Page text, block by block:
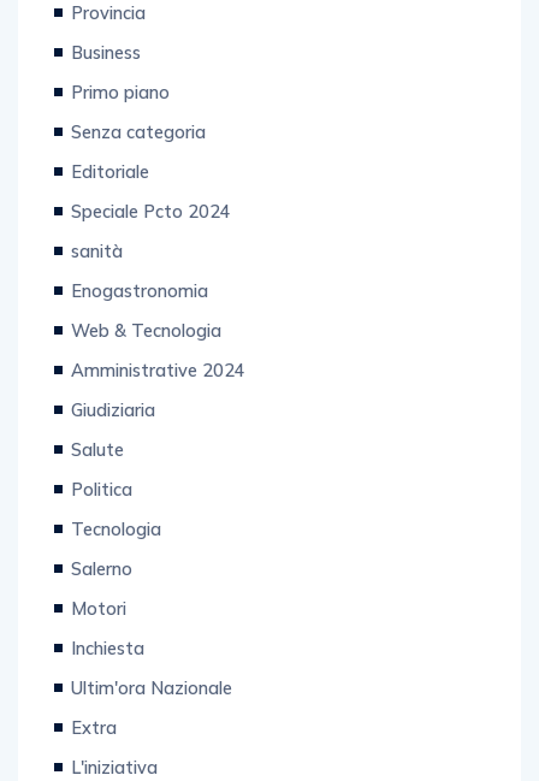
Provincia
Business
Primo piano
Senza categoria
Editoriale
Speciale Pcto 2024
sanità
Enogastronomia
Web & Tecnologia
Amministrative 2024
Giudiziaria
Salute
Politica
Tecnologia
Salerno
Motori
Inchiesta
Ultim'ora Nazionale
Extra
L'iniziativa